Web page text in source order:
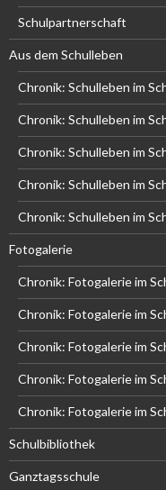
Schulpartnerschaft
Aus dem Schulleben
Chronik: Schulleben im
Chronik: Schulleben im
Chronik: Schulleben im
Chronik: Schulleben im
Chronik: Schulleben im
Fotogalerie
Chronik: Fotogalerie im
Chronik: Fotogalerie im
Chronik: Fotogalerie im
Chronik: Fotogalerie im
Chronik: Fotogalerie im
Schulbibliothek
Ganztagsschule